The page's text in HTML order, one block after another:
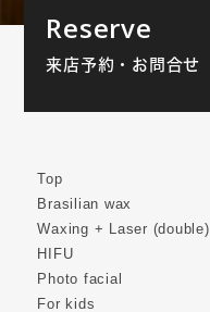
Reserve
来店予約・お問合せ
Top
Brasilian wax
Waxing + Laser (double)
HIFU
Photo facial
For kids